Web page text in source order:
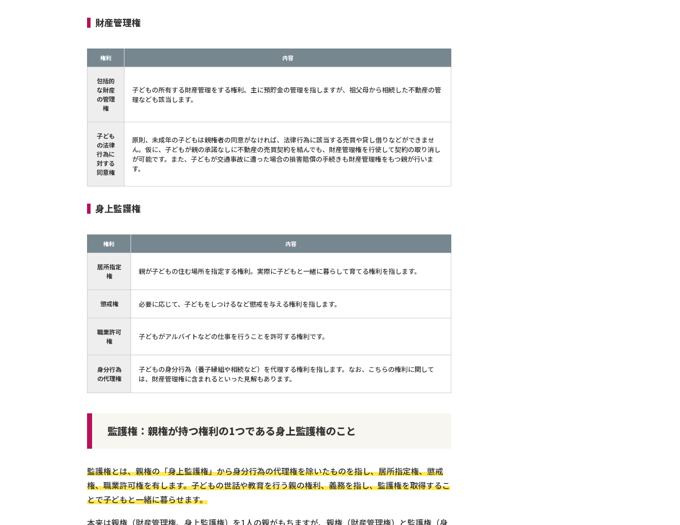
財産管理権
権利 内容
包括的
な財産
の管理
権
子どもの所有する財産管理をする権利。主に預貯金の管理を指しますが、祖父母から相続した不動産の管
理なども該当します。
子ども
の法律
行為に
対する
同意権
原則、未成年の子どもは親権者の同意がなければ、法律行為に該当する売買や貸し借りなどができませ
ん。仮に、子どもが親の承諾なしに不動産の売買契約を結んでも、財産管理権を行使して契約の取り消し
が可能です。また、子どもが交通事故に遭った場合の損害賠償の手続きも財産管理権をもつ親が行いま
す。
身上監護権
権利 内容
居所指定
権
親が子どもの住む場所を指定する権利。実際に子どもと一緒に暮らして育てる権利を指します。
懲戒権 必要に応じて、子どもをしつけるなど懲戒を与える権利を指します。
職業許可
権
子どもがアルバイトなどの仕事を行うことを許可する権利です。
身分行為
の代理権
子どもの身分行為（養子縁組や相続など）を代理する権利を指します。なお、こちらの権利に関して
は、財産管理権に含まれるといった見解もあります。
監護権：親権が持つ権利の1つである身上監護権のこと
監護権とは、親権の「身上監護権」から身分行為の代理権を除いたものを指し、居所指定権、懲戒
権、職業許可権を有します。子どもの世話や教育を行う親の権利、義務を指し、監護権を取得するこ
とで子どもと一緒に暮らせます。
本来は親権（財産管理権、身上監護権）を1人の親がもちますが、親権（財産管理権）と監護権（身